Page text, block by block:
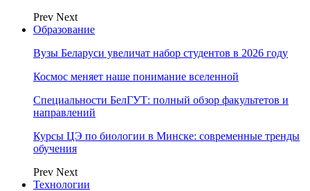
Prev Next
Образование
Вузы Беларуси увеличат набор студентов в 2026 году
Космос меняет наше понимание вселенной
Специальности БелГУТ: полный обзор факультетов и
направлений
Курсы ЦЭ по биологии в Минске: современные тренды
обучения
Prev Next
Технологии